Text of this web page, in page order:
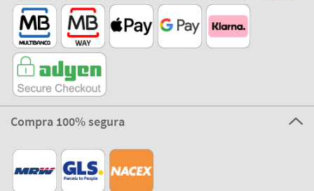
Compra 100% segura